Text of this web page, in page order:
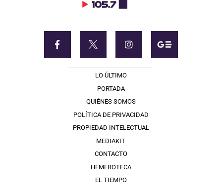
LO ÚLTIMO
PORTADA
QUIÉNES SOMOS
POLÍTICA DE PRIVACIDAD
PROPIEDAD INTELECTUAL
MEDIAKIT
CONTACTO
HEMEROTECA
EL TIEMPO